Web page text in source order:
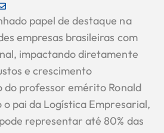
papel de destaque na
empresas brasileiras com
impactando diretamente
e crescimento
do professor emérito Ronald
o pai da Logística Empresarial,
representar até 80% das